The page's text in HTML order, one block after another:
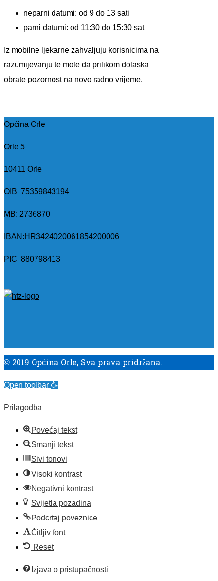
neparni datumi: od 9 do 13 sati
parni datumi: od 11:30 do 15:30 sati
Iz mobilne ljekarne zahvaljuju korisnicima na
razumijevanju te mole da prilikom dolaska
obrate pozornost na novo radno vrijeme.
Općina Orle
Orle 5
10411 Orle
OIB: 75359843194
MB: 2736870
IBAN:HR3424020061854200006
PIC: 880798413
© 2019 Općina Orle, Sva prava pridržana.
Open toolbar
Prilagodba
Povećaj tekst
Smanji tekst
Sivi tonovi
Visoki kontrast
Negativni kontrast
Svijetla pozadina
Podcrtaj poveznice
Čitljiv font
Reset
Izjava o pristupačnosti